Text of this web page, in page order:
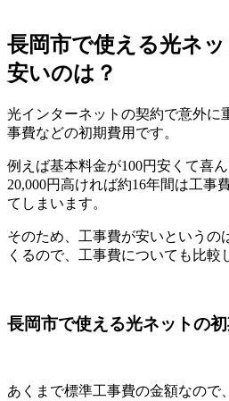
長岡市で使える光ネ
安いのは？
光インターネットの契約で意外に
事費などの初期費用です。
例えば基本料金が100円安くて喜
20,000円高ければ約16年間は工事
てしまいます。
そのため、工事費が安いというの
くるので、工事費についても比較
長岡市で使える光ネットの
あくまで標準工事費の金額なので